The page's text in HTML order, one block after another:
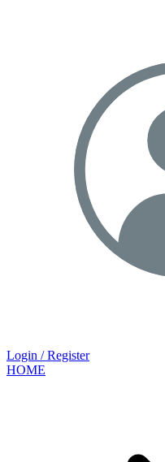
Login / Register
HOME